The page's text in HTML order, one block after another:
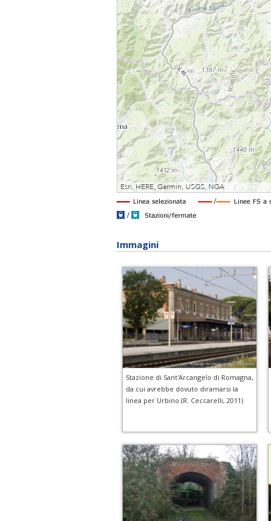
Immagini
Stazione di Sant'Arcangelo di Romagna,
da cui avrebbe dovuto diramarsi la
linea per Urbino (R. Ceccarelli, 2011)